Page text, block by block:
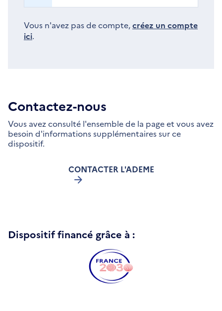
Vous n'avez pas de compte,créez un compte
ici.
Contactez-nous
Vous avez consulté l'ensemble de la page et vous avez
besoin d'informations supplémentaires sur ce
dispositif.
CONTACTER L'ADEME
Dispositif financé grâce à :